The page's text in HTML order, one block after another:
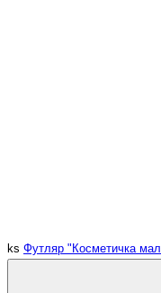
ks Футляр "Косметичка